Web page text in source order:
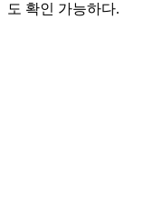
도 확인 가능하다.